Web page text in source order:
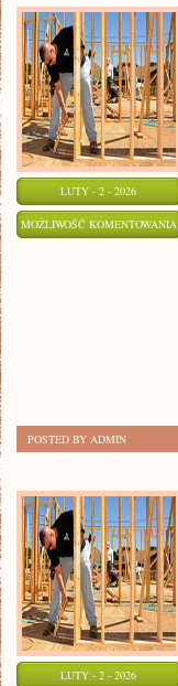
LUTY - 2 - 2026
MOŻLIWOŚĆ KOMENTOWANIA
POSTED BY ADMIN
LUTY - 2 - 2026